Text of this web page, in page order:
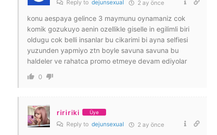
Reply to dejunsexual 2 ay önce
konu aespaya gelince 3 maymunu oynamaniz cok
komik gozukuyo aenin ozellikle giselle in egilimli biri
oldugu cok belli insanlar bu cikarimi bi ayna selfiesi
yuzunden yapmiyo ztn boyle savuna savuna bu
haldeler ve rahatca promo etmeye devam ediyolar
0
riririki Üye
Reply to dejunsexual 2 ay önce